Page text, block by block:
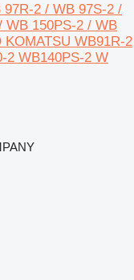
2 / WB 97S-2 /
WB 150PS-2 / WB
KOMATSU WB91R-2
2 WB140PS-2 W